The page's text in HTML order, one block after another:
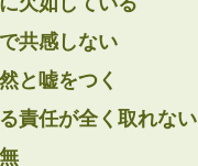
共感しない
と嘘をつく
責任が全く取れない